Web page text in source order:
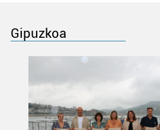
Gipuzkoa